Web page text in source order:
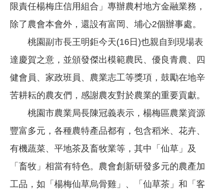
限責任楊梅庄信用組合」專辦農村地方金融業務，
除了農會本會外，還設有富岡、埔心2個辦事處。
桃園副市長王明鉅今天(16日)也親自到現場表
達慶賀之意，並頒發傑出模範農民、優良青農、四
健會員、家政班員、農業志工等獎項，鼓勵在地辛
苦耕耘的農友們，感謝農友對於農業的重要貢獻。
桃園市農業局長陳冠義表示，楊梅區農業資源
豐富多元，各種農特產品都有，包含稻米、花卉、
有機蔬菜、平地茶及畜牧業等，其中「仙草」及
「畜牧」相當有特色。農會創新研發多元的農產加
工品，如「楊梅仙草烏骨雞」、「仙草茶」和「客